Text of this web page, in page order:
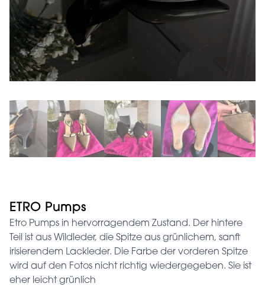
ETRO Pumps
Etro Pumps in hervorragendem Zustand. Der hintere
Teil ist aus Wildleder, die Spitze aus grünlichem, sanft
irisierendem Lackleder. Die Farbe der vorderen Spitze
wird auf den Fotos nicht richtig wiedergegeben. Sie ist
eher leicht grünlich